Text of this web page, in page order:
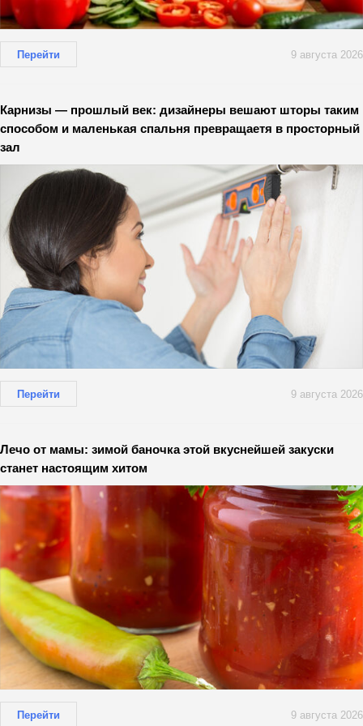
Перейти 9 августа 2026
Карнизы — прошлый век: дизайнеры вешают шторы таким
способом и маленькая спальня превращаетя в просторный
зал
Перейти 9 августа 2026
Лечо от мамы: зимой баночка этой вкуснейшей закуски
станет настоящим хитом
Перейти 9 августа 2026